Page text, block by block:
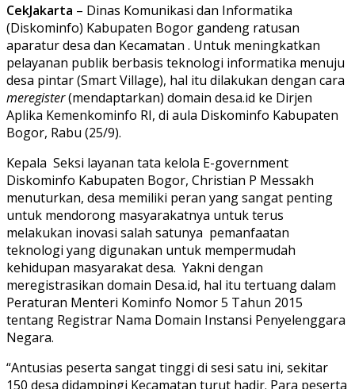
CekJakarta – Dinas Komunikasi dan Informatika
(Diskominfo) Kabupaten Bogor gandeng ratusan
aparatur desa dan Kecamatan . Untuk meningkatkan
pelayanan publik berbasis teknologi informatika menuju
desa pintar (Smart Village), hal itu dilakukan dengan cara
meregister(mendaptarkan) domain desa.id ke Dirjen
Aplika Kemenkominfo RI, di aula Diskominfo Kabupaten
Bogor, Rabu (25/9).
Kepala Seksi layanan tata kelola E-government
Diskominfo Kabupaten Bogor, Christian P Messakh
menuturkan, desa memiliki peran yang sangat penting
untuk mendorong masyarakatnya untuk terus
melakukan inovasi salah satunya pemanfaatan
teknologi yang digunakan untuk mempermudah
kehidupan masyarakat desa. Yakni dengan
meregistrasikan domain Desa.id, hal itu tertuang dalam
Peraturan Menteri Kominfo Nomor 5 Tahun 2015
tentang Registrar Nama Domain Instansi Penyelenggara
Negara.
“Antusias peserta sangat tinggi di sesi satu ini, sekitar
150 desa didampingi Kecamatan turut hadir. Para peserta